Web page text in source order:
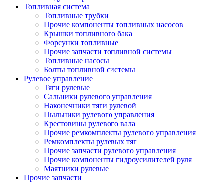
Топливная система
Топливные трубки
Прочие компоненты топливных насосов
Крышки топливного бака
Форсунки топливные
Прочие запчасти топливной системы
Топливные насосы
Болты топливной системы
Рулевое управление
Тяги рулевые
Сальники рулевого управления
Наконечники тяги рулевой
Пыльники рулевого управления
Крестовины рулевого вала
Прочие ремкомплекты рулевого управления
Ремкомплекты рулевых тяг
Прочие запчасти рулевого управления
Прочие компоненты гидроусилителей руля
Маятники рулевые
Прочие запчасти